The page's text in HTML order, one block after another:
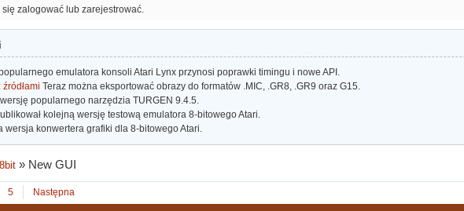
się zalogować lub zarejestrować.
emulatora konsoli Atari Lynx przynosi poprawki timingu i nowe API.
Teraz można eksportować obrazy do formatów .MIC, .GR8, .GR9 oraz G15.
popularnego narzędzia TURGEN 9.4.5.
kolejną wersję testową emulatora 8-bitowego Atari.
wersja konwertera grafiki dla 8-bitowego Atari.
» New GUI
5 Następna